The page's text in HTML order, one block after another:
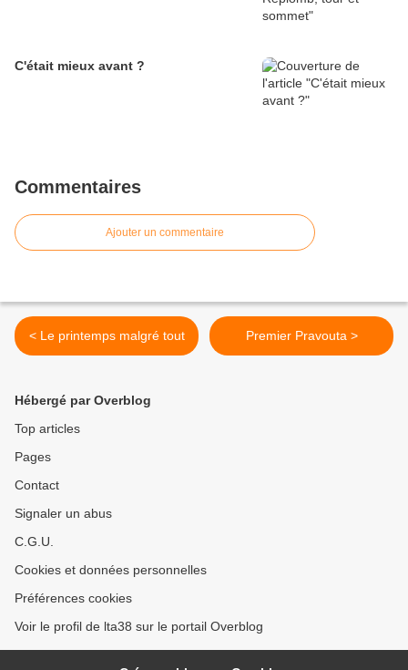
C'était mieux avant ?
Commentaires
Ajouter un commentaire
< Le printemps malgré tout Premier Pravouta >
Hébergé par Overblog
Top articles
Pages
Contact
Signaler un abus
C.G.U.
Cookies et données personnelles
Préférences cookies
Voir le profil de lta38 sur le portail Overblog